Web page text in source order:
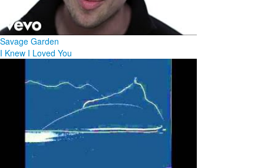
Savage Garden
I Knew I Loved You